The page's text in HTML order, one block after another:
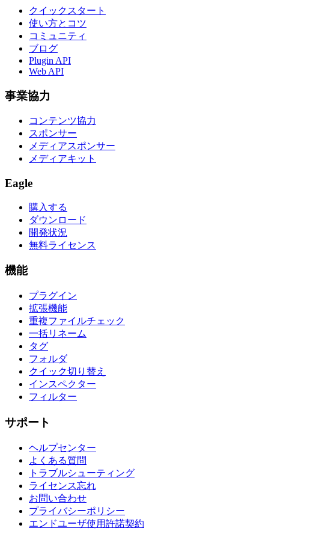
クイックスタート
使い方とコツ
コミュニティ
ブログ
Plugin API
Web API
事業協力
コンテンツ協力
スポンサー
メディアスポンサー
メディアキット
Eagle
購入する
ダウンロード
開発状況
無料ライセンス
機能
プラグイン
拡張機能
重複ファイルチェック
一括リネーム
タグ
フォルダ
クイック切り替え
インスペクター
フィルター
サポート
ヘルプセンター
よくある質問
トラブルシューティング
ライセンス忘れ
お問い合わせ
プライバシーポリシー
エンドユーザ使用許諾契約